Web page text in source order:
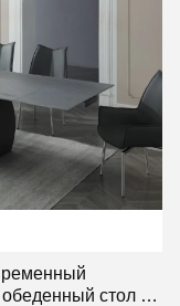
стол из